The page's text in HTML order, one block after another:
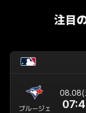
注目
ブルージェ
08.08(